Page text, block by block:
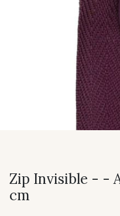
Zip Invisible - -
cm